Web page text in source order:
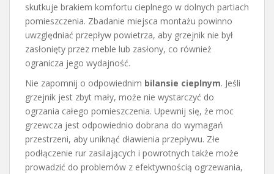
skutkuje brakiem komfortu cieplnego w dolnych partiach
pomieszczenia. Zbadanie miejsca montażu powinno
uwzględniać przepływ powietrza, aby grzejnik nie był
zasłonięty przez meble lub zasłony, co również
ogranicza jego wydajność.
Nie zapomnij o odpowiednim bilansie cieplnym. Jeśli
grzejnik jest zbyt mały, może nie wystarczyć do
ogrzania całego pomieszczenia. Upewnij się, że moc
grzewcza jest odpowiednio dobrana do wymagań
przestrzeni, aby uniknąć dławienia przepływu. Złe
podłączenie rur zasilających i powrotnych także może
prowadzić do problemów z efektywnością ogrzewania,